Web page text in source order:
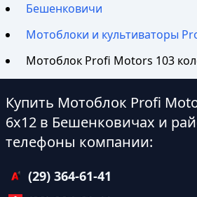
Бешенковичи
Мотоблоки и культиваторы
Мотоблок Profi Motors 103
Купить Мотоблок Profi
6х12 в Бешенковичах и
телефоны компании:
(29) 364-61-41